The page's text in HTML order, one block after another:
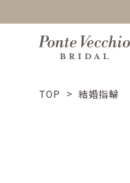
TOP > 結婚指輪